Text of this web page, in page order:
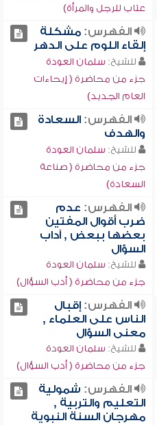
عتاب للرجل والمرأة)
الفهرس:مشكلة
إلقاء اللوم على الدهر
للشيخ: سلمان العودة
جزء من محاضرة ( إيحاءات
العام الجديد)
الفهرس:السعادة
والهدف
للشيخ: سلمان العودة
جزء من محاضرة ( صناعة
السعادة)
الفهرس: عدم
ضرب أقوال المفتين
بعضها ببعض , آداب
السؤال
للشيخ: سلمان العودة
جزء من محاضرة ( أدب السؤال)
الفهرس:إقبال
الناس على العلماء ,
معنى السؤال
للشيخ: سلمان العودة
جزء من محاضرة ( أدب السؤال)
الفهرس: شمولية
التعليم والتربية ,
مهرجان السنة النبوية